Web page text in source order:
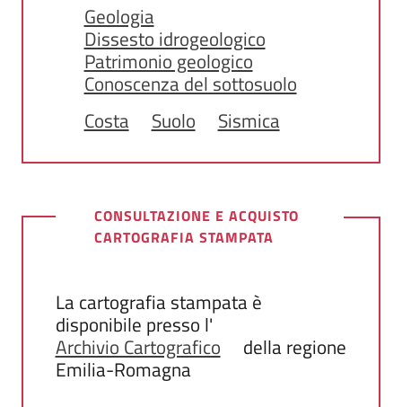
Geologia
Dissesto idrogeologico
Patrimonio geologico
Conoscenza del sottosuolo
Costa
Suolo Sismica
CONSULTAZIONE E ACQUISTO
CARTOGRAFIA STAMPATA
La cartografia stampata è
disponibile presso l'
Archivio Cartografico della regione
Emilia-Romagna